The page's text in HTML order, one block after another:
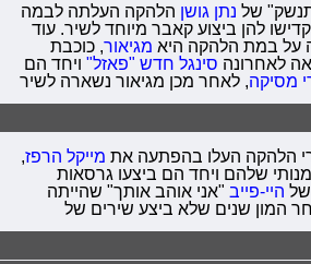
של נתן גושן הלהקה העלתה לבמה
להן ביצוע קאבר מיוחד לשיר. עוד
על במת הלהקה היא מגיאור, כוכבת
לאחרונה סינגל חדש "פאזל" ויחד הם
מסיקה, לאחר מכן מגיאור נשארה לשיר
הלהקה העלו בהפתעה את מייקל הרפז,
שלהם ויחד הם ביצעו גרסאות
של היי-פייב "אני אוהב אותך" שהייתה
המון שנים שלא ביצע שירים של